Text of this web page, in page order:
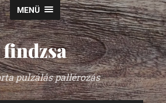
MENÜ
findzsa
pulzálás pallérozás